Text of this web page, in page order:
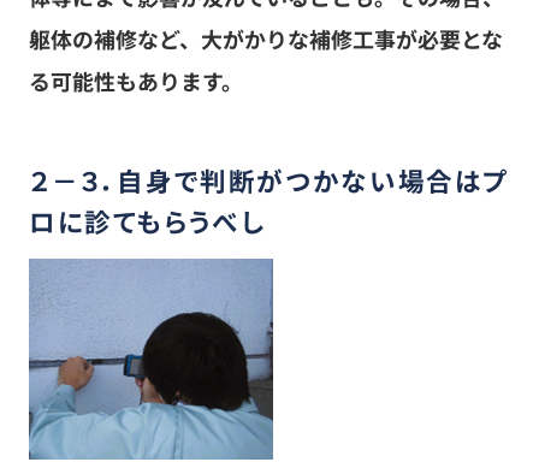
躯体の補修など、大がかりな補修工事が必要とな
る可能性もあります。
２－３．自身で判断がつかない場合はプ
ロに診てもらうべし